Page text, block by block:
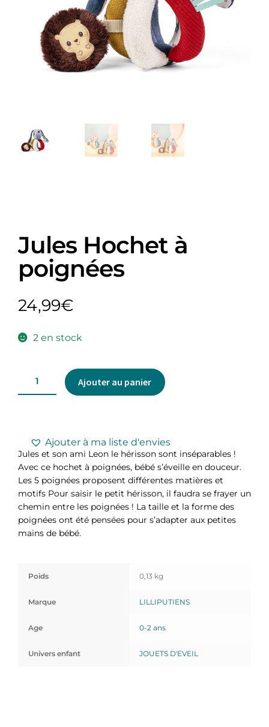
Jules Hochet à
poignées
24,99€
2 en stock
Ajouter au panier
Ajouter à ma liste d'envies
Jules et son ami Leon le hérisson sont inséparables !
Avec ce hochet à poignées, bébé s’éveille en douceur.
Les 5 poignées proposent différentes matières et
motifs Pour saisir le petit hérisson, il faudra se frayer un
chemin entre les poignées ! La taille et la forme des
poignées ont été pensées pour s’adapter aux petites
mains de bébé.
Poids 0,13 kg
Marque LILLIPUTIENS
Age 0-2 ans
Univers enfant JOUETS D'EVEIL